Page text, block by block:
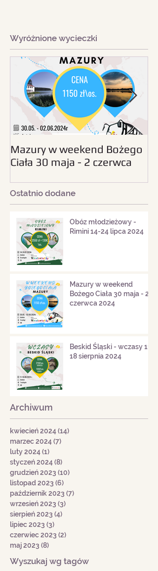
Wyróżnione wycieczki
Mazury w weekend Bożego
Ciała 30 maja - 2 czerwca
Ostatnio dodane
Obóz młodzieżowy -
Rimini 14-24 lipca 2024
Mazury w weekend
Bożego Ciała 30 maja - 2
czerwca 2024
Beskid Śląski - wczasy 11-
18 sierpnia 2024
Archiwum
kwiecień 2024(14)
marzec 2024(7)
luty 2024(1)
styczeń 2024(8)
grudzień 2023 (10)
listopad 2023 (6)
październik 2023 (7)
wrzesień 2023 (3)
sierpień 2023 (4)
lipiec 2023 (3)
czerwiec 2023 (2)
maj 2023 (8)
Wyszukaj wg tagów